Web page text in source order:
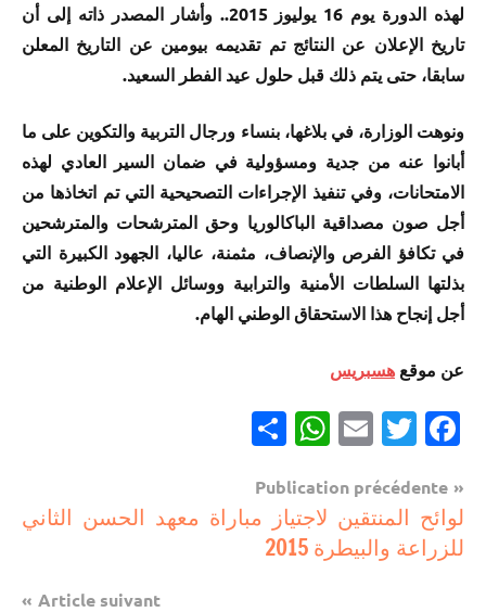
لهذه الدورة يوم 16 يوليوز 2015.. وأشار المصدر ذاته إلى أن
تاريخ الإعلان عن النتائج تم تقديمه بيومين عن التاريخ المعلن
سابقا، حتى يتم ذلك قبل حلول عيد الفطر السعيد.
ونوهت الوزارة، في بلاغها، بنساء ورجال التربية والتكوين على ما
أبانوا عنه من جدية ومسؤولية في ضمان السير العادي لهذه
الامتحانات، وفي تنفيذ الإجراءات التصحيحية التي تم اتخاذها من
أجل صون مصداقية الباكالوريا وحق المترشحات والمترشحين
في تكافؤ الفرص والإنصاف، مثمنة، عاليا، الجهود الكبيرة التي
بذلتها السلطات الأمنية والترابية ووسائل الإعلام الوطنية من
أجل إنجاح هذا الاستحقاق الوطني الهام.
عن موقع هسبريس
Facebook
Twitter
Email
WhatsApp
مستجدات
تربوية
Navigation
de
l’article
Publication précédente
لوائح المنتقين لاجتياز مباراة معهد الحسن الثاني
للزراعة والبيطرة 2015
Article suivant